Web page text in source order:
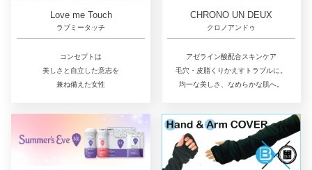
Love me Touch
ラブミータッチ
コンセプトは
美しさと自立した意志を
兼ね備えた女性
CHRONO UN DEUX
クロノアンドゥ
アゼライン酸配合スキンケア
毛穴・皮脂くりかえすトラブルに。
均一な美しさ、なめらかな肌へ。